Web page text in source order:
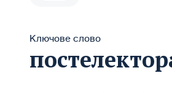
Ключове слово